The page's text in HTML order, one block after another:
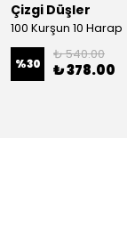
Çizgi Düşler
100 Kurşun 10 Harap
%30
₺ 540.00
₺ 378.00